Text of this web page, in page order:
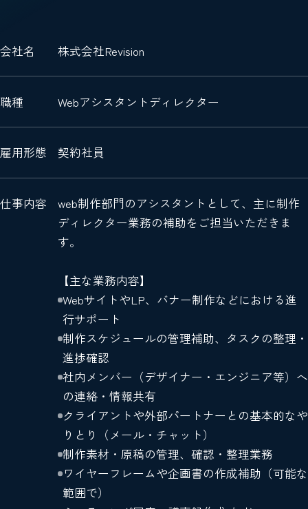
会社名 株式会社Revision
職種 Webアシスタントディレクター
雇用形態 契約社員
仕事内容
web制作部門のアシスタントとして、主に制作
ディレクター業務の補助をご担当いただきま
す。
【主な業務内容】
WebサイトやLP、バナー制作などにおける進
行サポート
制作スケジュールの管理補助、タスクの整理・
進捗確認
社内メンバー（デザイナー・エンジニア等）へ
の連絡・情報共有
クライアントや外部パートナーとの基本的なや
りとり（メール・チャット）
制作素材・原稿の管理、確認・整理業務
ワイヤーフレームや企画書の作成補助（可能な
範囲で）